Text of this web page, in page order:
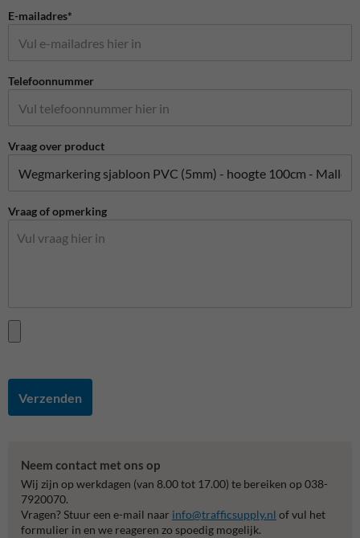
E-mailadres*
Telefoonnummer
Vraag over product
Vraag of opmerking
Verzenden
Neem contact met ons op
Wij zijn op werkdagen (van 8.00 tot 17.00) te bereiken op 038-
7920070.
Vragen? Stuur een e-mail naar info@trafficsupply.nl of vul het
formulier in en we reageren zo spoedig mogelijk.